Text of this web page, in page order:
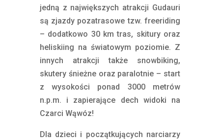
jedną z największych atrakcji Gudauri
są zjazdy pozatrasowe tzw. freeriding
– dodatkowo 30 km tras, skitury oraz
heliskiing na światowym poziomie. Z
innych atrakcji także snowbiking,
skutery śnieżne oraz paralotnie – start
z wysokości ponad 3000 metrów
n.p.m. i zapierające dech widoki na
Czarci Wąwóz!
Dla dzieci i początkujących narciarzy